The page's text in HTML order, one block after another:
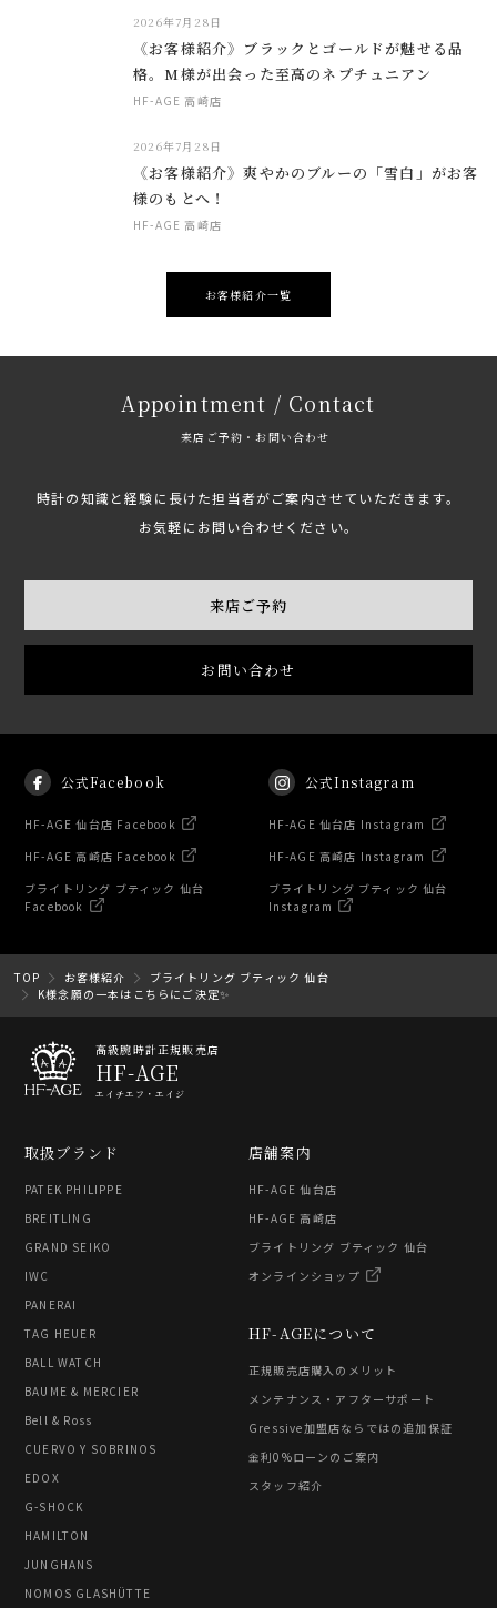
2026年7月28日
《お客様紹介》ブラックとゴールドが魅せる品
格。M様が出会った至高のネプチュニアン
HF-AGE 高崎店
2026年7月28日
《お客様紹介》爽やかのブルーの「雪白」がお客
様のもとへ！
HF-AGE 高崎店
お客様紹介一覧
Appointment / Contact
来店ご予約・お問い合わせ
時計の知識と経験に長けた担当者がご案内させていただきます。
お気軽にお問い合わせください。
来店ご予約
お問い合わせ
公式Facebook
HF-AGE 仙台店 Facebook
HF-AGE 高崎店 Facebook
ブライトリング ブティック 仙台
Facebook
公式Instagram
HF-AGE 仙台店 Instagram
HF-AGE 高崎店 Instagram
ブライトリング ブティック 仙台
Instagram
TOP お客様紹介
ブライトリング ブティック 仙台
K様念願の一本はこちらにご決定✨
高級腕時計正規販売店
HF-AGE
エイチエフ・エイジ
取扱ブランド
PATEK PHILIPPE
BREITLING
GRAND SEIKO
IWC
PANERAI
TAG HEUER
BALL WATCH
BAUME & MERCIER
Bell & Ross
CUERVO Y SOBRINOS
EDOX
G-SHOCK
HAMILTON
JUNGHANS
NOMOS GLASHÜTTE
HF-AGEについて
正規販売店購入のメリット
メンテナンス・アフターサポート
Gressive加盟店ならではの追加保証
金利0%ローンのご案内
スタッフ紹介
店舗案内
HF-AGE 仙台店
HF-AGE 高崎店
ブライトリング ブティック 仙台
オンラインショップ